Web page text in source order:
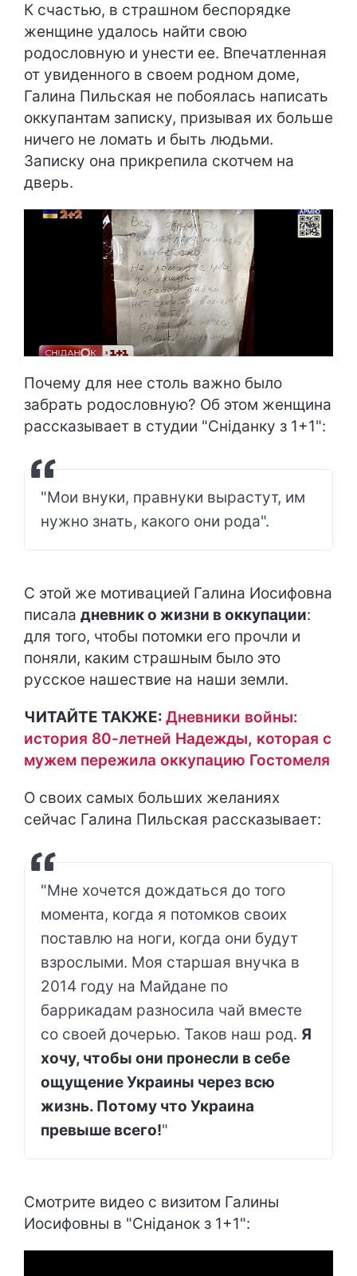
К счастью, в страшном беспорядке
женщине удалось найти свою
родословную и унести ее. Впечатленная
от увиденного в своем родном доме,
Галина Пильская не побоялась написать
оккупантам записку, призывая их больше
ничего не ломать и быть людьми.
Записку она прикрепила скотчем на
дверь.
Почему для нее столь важно было
забрать родословную? Об этом женщина
рассказывает в студии "Сніданку з 1+1":
"Мои внуки, правнуки вырастут, им
нужно знать, какого они рода".
С этой же мотивацией Галина Иосифовна
писала дневник о жизни в оккупации:
для того, чтобы потомки его прочли и
поняли, каким страшным было это
русское нашествие на наши земли.
ЧИТАЙТЕ ТАКЖЕ: Дневники войны:
история 80-летней Надежды, которая с
мужем пережила оккупацию Гостомеля
О своих самых больших желаниях
сейчас Галина Пильская рассказывает:
"Мне хочется дождаться до того
момента, когда я потомков своих
поставлю на ноги, когда они будут
взрослыми. Моя старшая внучка в
2014 году на Майдане по
баррикадам разносила чай вместе
со своей дочерью. Таков наш род. Я
хочу, чтобы они пронесли в себе
ощущение Украины через всю
жизнь. Потому что Украина
превыше всего!"
Смотрите видео с визитом Галины
Иосифовны в "Сніданок з 1+1":